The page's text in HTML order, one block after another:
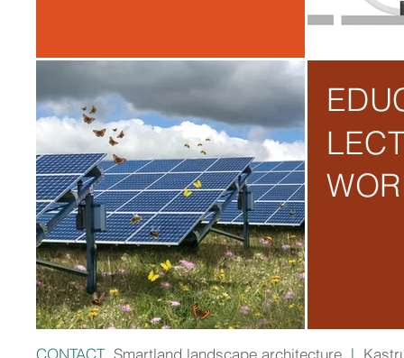
CONTACTSmartland landscape architecture |